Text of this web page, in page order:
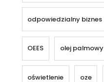
odpowiedzialny biznes
OEES olej palmowy
oświetlenie oze